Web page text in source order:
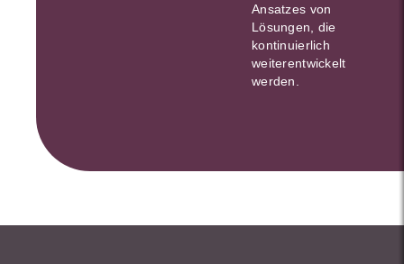
Ansatzes von
Lösungen, die
kontinuierlich
weiterentwickelt
werden.